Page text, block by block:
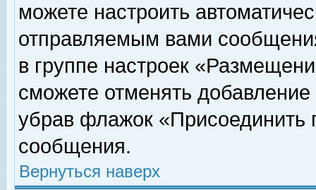
можете настроить
отправляемым вами
в группе настроек
сможете отменять
убрав флажок «Присоединить
сообщения.
Вернуться наверх